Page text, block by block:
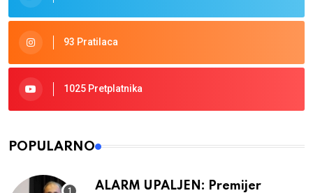
93 Pratilaca
1025 Pretplatnika
POPULARNO
ALARM UPALJEN: Premijer